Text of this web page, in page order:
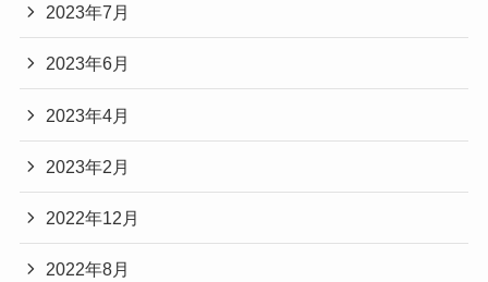
2023年7月
2023年6月
2023年4月
2023年2月
2022年12月
2022年8月